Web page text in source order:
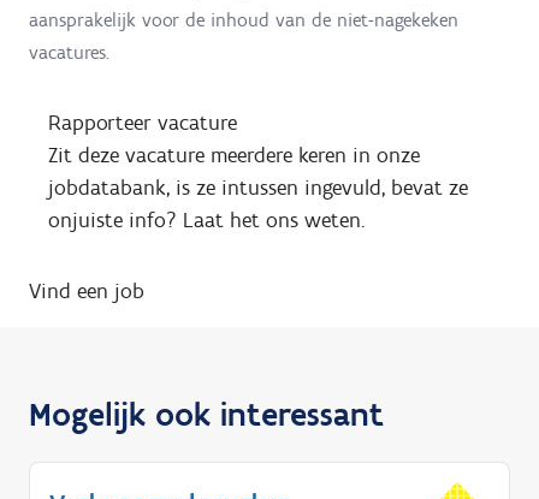
aansprakelijk voor de inhoud van de niet-nagekeken
vacatures.
Rapporteer vacature
Zit deze vacature meerdere keren in onze
jobdatabank, is ze intussen ingevuld, bevat ze
onjuiste info? Laat het ons weten.
Vind een job
Mogelijk ook interessant